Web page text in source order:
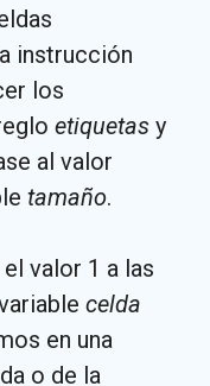
instrucción
los
etiquetas y
al valor
tamaño.
valor 1 a las
celda
en una
o de la